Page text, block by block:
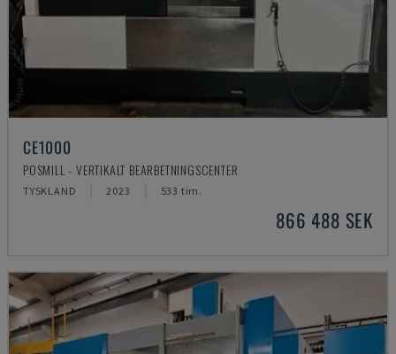
CE1000
POSMILL - VERTIKALT BEARBETNINGSCENTER
TYSKLAND 2023 533 tim.
866 488 SEK